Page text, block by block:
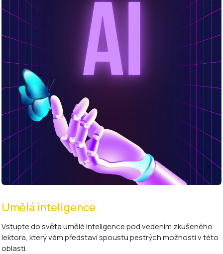
Umělá inteligence
Vstupte do světa umělé inteligence pod vedením zkušeného
lektora, který vám představí spoustu pestrých možností v této
oblasti.